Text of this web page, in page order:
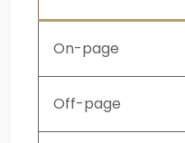
On-page
Off-page